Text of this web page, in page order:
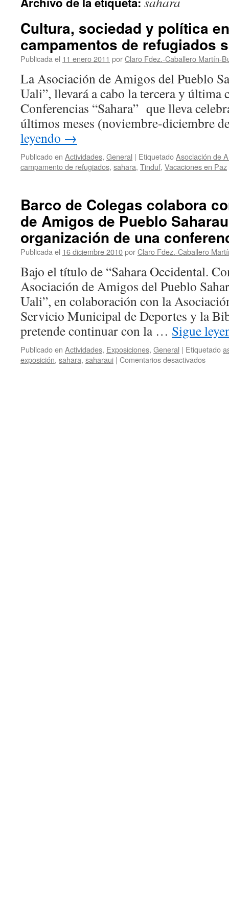
Cultura, sociedad y política
campamentos de refugiados
Publicada el 11 enero 2011 porClaro Fdez.-Caballero Martín-
La Asociación de Amigos del Pueblo
Uali”, llevará a cabo la tercera y última
Conferencias “Sahara” que lleva
últimos meses (noviembre-diciembre
leyendo →
Publicado en Actividades, General | EtiquetadoAsociación de
campamento de refugiados, sahara, Tinduf, Vacaciones en Paz
Barco de Colegas colabora
de Amigos de Pueblo
organización de una
Publicada el 16 diciembre 2010porClaro Fdez.-Caballero
Bajo el título de “Sahara Occidental.
Asociación de Amigos del Pueblo
Uali”, en colaboración con la
Servicio Municipal de Deportes y la
pretende continuar con la … Sigue
Publicado en Actividades, Exposiciones, General | Etiquetado
exposición, sahara, saharaui | Comentarios desactivadosen